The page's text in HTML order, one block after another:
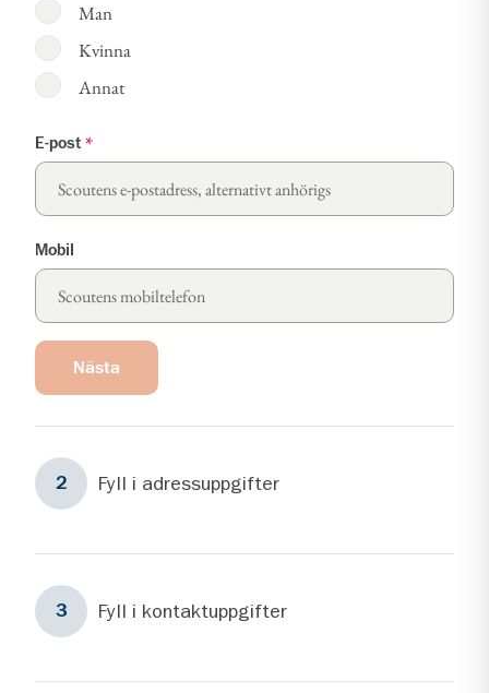
Man
Kvinna
Annat
E-post *
Mobil
Nästa
2 Steg2
Fyll i adressuppgifter
3 Steg3
Fyll i kontaktuppgifter